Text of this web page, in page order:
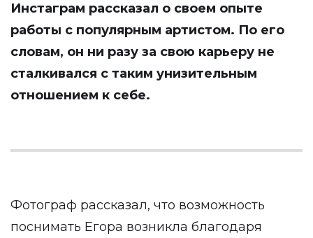
Инстаграм рассказал о своем опыте
работы с популярным артистом. По его
словам, он ни разу за свою карьеру не
сталкивался с таким унизительным
отношением к себе.
Фотограф рассказал, что возможность
поснимать Егора возникла благодаря